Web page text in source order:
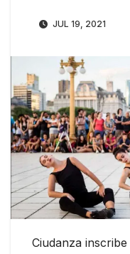
JUL 19, 2021
Ciudanza